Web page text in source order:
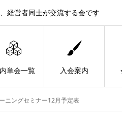
経営者同士が交流する会です
単会一覧 入会案内
ニングセミナー12月予定表